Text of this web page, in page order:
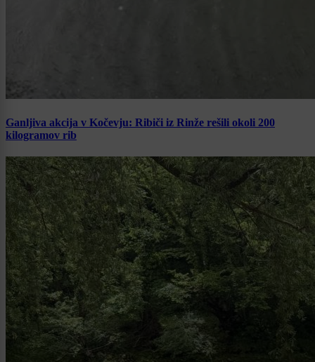
Ganljiva akcija v Kočevju: Ribiči iz Rinže rešili okoli 200
kilogramov rib